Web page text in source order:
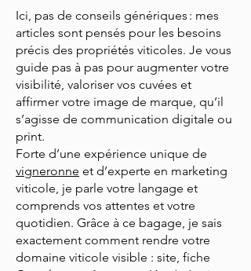
Ici, pas de conseils génériques : mes
articles sont pensés pour les besoins
précis des propriétés viticoles. Je vous
guide pas à pas pour augmenter votre
visibilité, valoriser vos cuvées et
affirmer votre image de marque, qu’il
s’agisse de communication digitale ou
print.
Forte d’une expérience unique de
vigneronne et d’experte en marketing
viticole, je parle votre langage et
comprends vos attentes et votre
quotidien. Grâce à ce bagage, je sais
exactement comment rendre votre
domaine viticole visible : site, fiche